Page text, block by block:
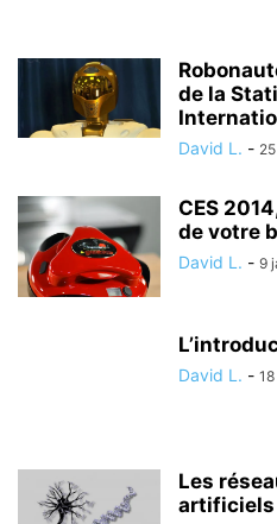
de la
David L. -
CES
de votre
David L. - 9
David L. -
Les
artificiels